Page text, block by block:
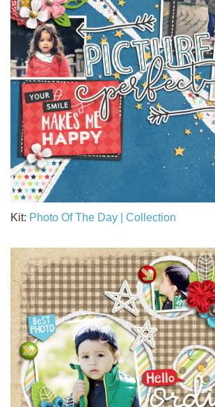
Kit: Photo Of The Day | Collection